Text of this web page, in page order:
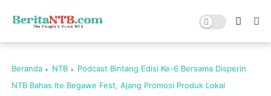
Beranda NTB
Podcast Bintang Edisi Ke-6 Bersama Disperin
NTB Bahas Ite Begawe Fest, Ajang Promosi Produk Lokal